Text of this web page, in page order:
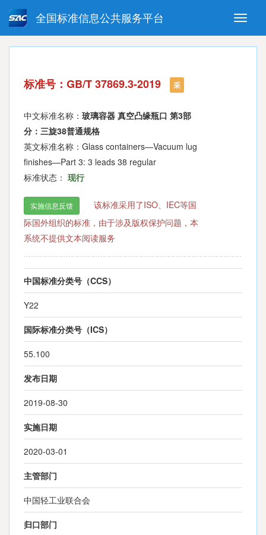
Toggle
全国标准信息公共服务平台
强制性国家标准 推荐性国家标准
指导性技术文件 (National standards in foreign
language version)
标准号：GB/T 37869.3-2019 采
中文标准名称： 玻璃容器 真空凸缘瓶口 第3部
分：三旋38普通规格
英文标准名称：Glass containers—Vacuum lug
finishes—Part 3: 3 leads 38 regular
标准状态： 现行
实施信息反馈
该标准采用了ISO、IEC等国
际国外组织的标准，由于涉及版权保护问题，本
系统不提供文本阅读服务
中国标准分类号（CCS）
Y22
国际标准分类号（ICS）
55.100
发布日期
2019-08-30
实施日期
2020-03-01
主管部门
中国轻工业联合会
归口部门